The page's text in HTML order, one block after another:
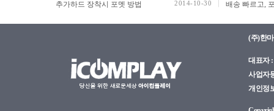
추가하드 장착시 포멧 방법 2014-10-30
(주)한
대표자
사업자
개인정